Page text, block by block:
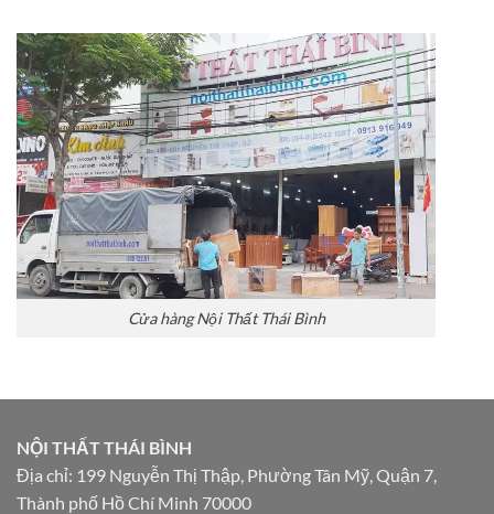
Cửa hàng Nội Thất Thái Bình
NỘI THẤT THÁI BÌNH
Địa chỉ: 199 Nguyễn Thị Thập, Phường Tân Mỹ, Quận 7,
Thành phố Hồ Chí Minh 70000